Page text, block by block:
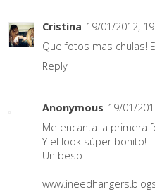
Cristina 19/01/2012,
Que fotos mas chulas!
Reply
Anonymous 19/01/
Me encanta la primera
Y el look súper bonito!
Un beso